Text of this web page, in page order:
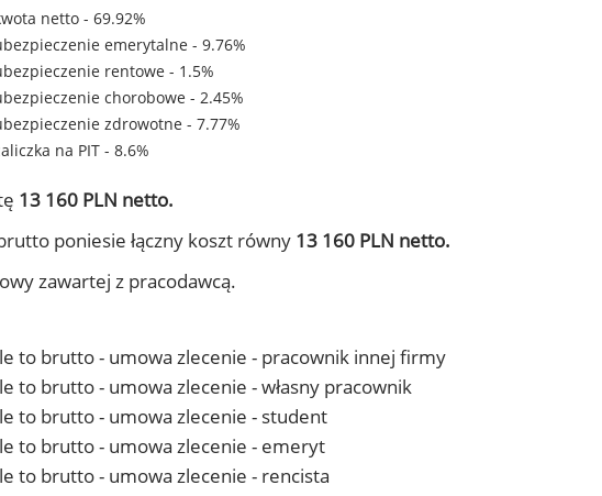
netto - 69.92%
emerytalne - 9.76%
rentowe - 1.5%
chorobowe - 2.45%
zdrowotne - 7.77%
na PIT - 8.6%
13 160 PLN netto.
poniesie łączny koszt równy 13 160 PLN netto.
zawartej z pracodawcą.
to brutto - umowa zlecenie - pracownik innej firmy
to brutto - umowa zlecenie - własny pracownik
to brutto - umowa zlecenie - student
to brutto - umowa zlecenie - emeryt
to brutto - umowa zlecenie - rencista